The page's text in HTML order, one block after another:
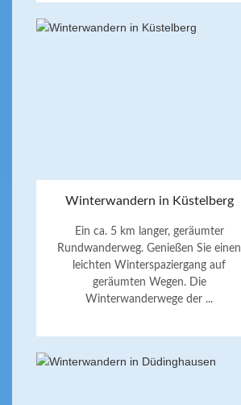
Winterwandern in Küstelberg
Ein ca. 5 km langer, geräumter
Rundwanderweg. Genießen Sie einen
leichten Winterspaziergang auf
geräumten Wegen. Die
Winterwanderwege der ...